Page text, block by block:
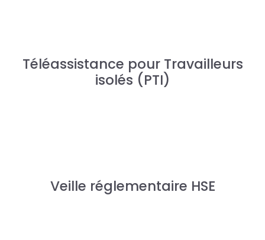
Téléassistance pour Travailleurs
isolés (PTI)
Veille réglementaire HSE